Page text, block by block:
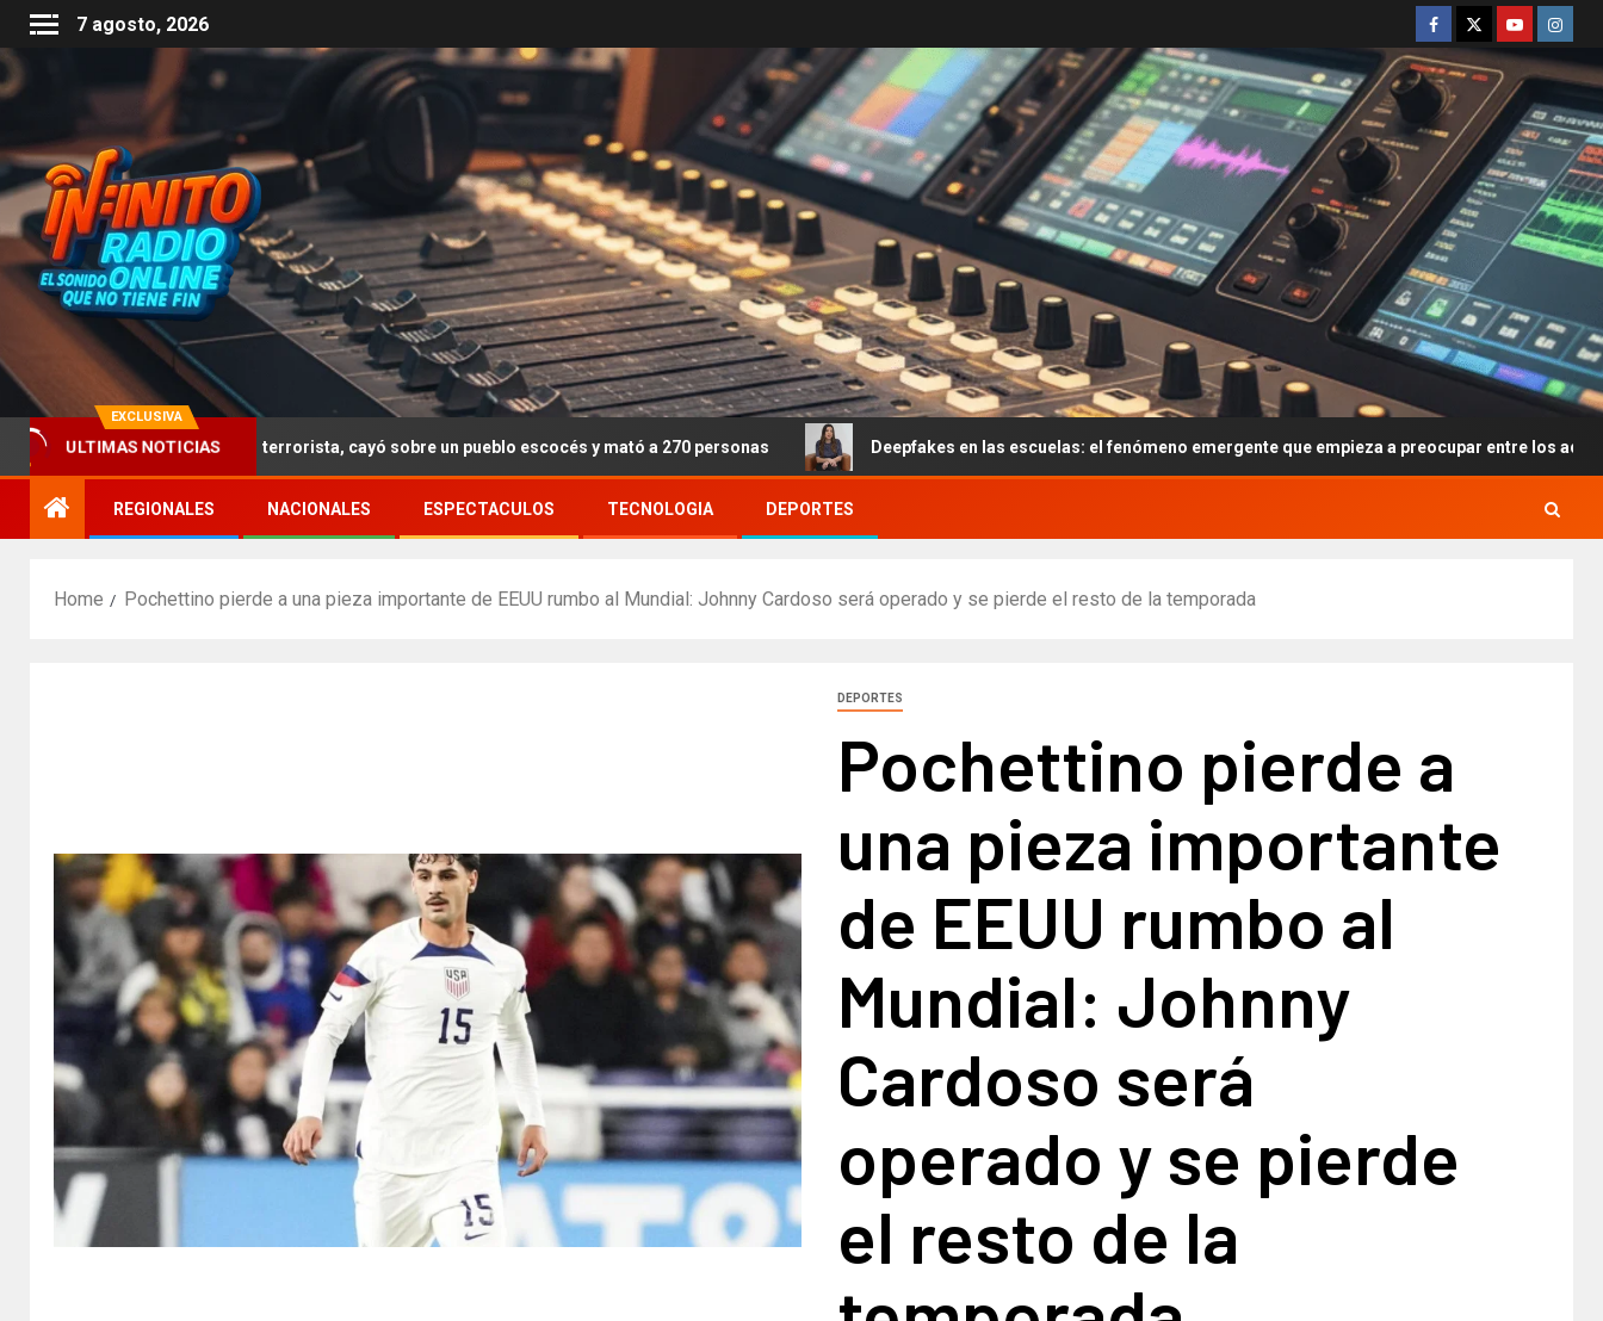
7 agosto, 2026
EXCLUSIVA
ULTIMAS NOTICIAS
un atentado terrorista, cayó sobre un pueblo escocés y mató a 270 personas Deepfakes en las escuelas: el fenómeno emergente que empieza a preocupar entre los adolescentes
REGIONALES NACIONALES ESPECTACULOS TECNOLOGIA DEPORTES
Home Pochettino pierde a una pieza importante de EEUU rumbo al Mundial: Johnny Cardoso será operado y se pierde el resto de la temporada
DEPORTES
Pochettino pierde a
una pieza importante
de EEUU rumbo al
Mundial: Johnny
Cardoso será
operado y se pierde
el resto de la